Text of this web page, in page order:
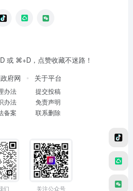
或 ⌘+D，点赞收藏不迷路！
府网
办法
办法
备案
关于平台
提交投稿
免责声明
联系删除
们 关注公众号